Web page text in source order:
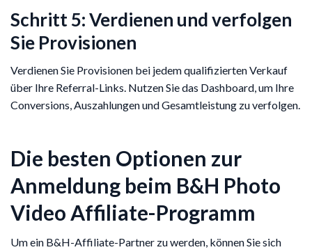
Schritt 5: Verdienen und verfolgen
Sie Provisionen
Verdienen Sie Provisionen bei jedem qualifizierten Verkauf
über Ihre Referral-Links. Nutzen Sie das Dashboard, um Ihre
Conversions, Auszahlungen und Gesamtleistung zu verfolgen.
Die besten Optionen zur
Anmeldung beim B&H Photo
Video Affiliate-Programm
Um ein B&H-Affiliate-Partner zu werden, können Sie sich